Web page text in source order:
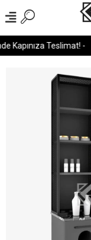
Kapınıza Teslimat! -